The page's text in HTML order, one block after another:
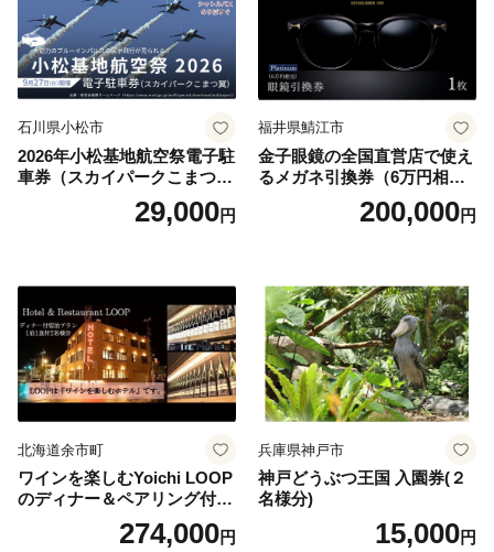
石川県小松市
2026年小松基地航空祭電子駐
車券（スカイパークこまつ
翼） 駐車場 シャトルバスの
りばすぐ 石川県 小松市
29,000円
福井県鯖江市
金子眼鏡の全国直営店で使え
るメガネ引換券（6万円相
当） Platinum200,000円
北海道余市町
ワインを楽しむYoichi LOOP
のディナー＆ペアリング付宿
泊プラン＜デラックスツイン
274,000円
兵庫県神戸市
神戸どうぶつ王国 入園券(２
名様分)
15,000円